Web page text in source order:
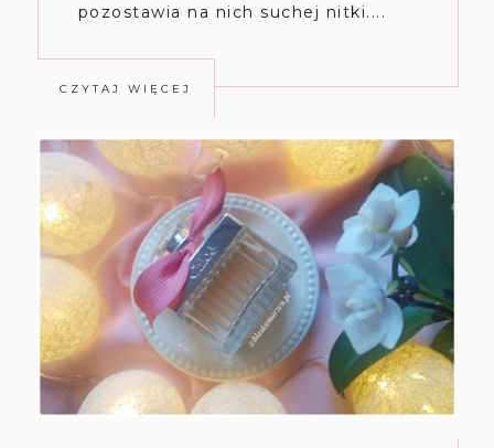
pozostawia na nich suchej nitki....
CZYTAJ WIĘCEJ